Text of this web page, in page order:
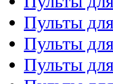
Пульты
Пульты
Пульты